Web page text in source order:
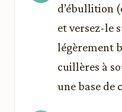
d’ébullition
et versez-le
légèrement
cuillères à
une base de